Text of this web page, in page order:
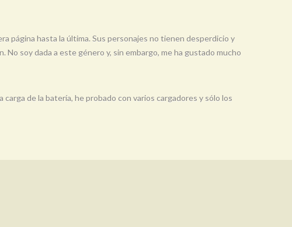
página hasta la última. Sus personajes no tienen desperdicio y
soy dada a este género y, sin embargo, me ha gustado mucho
de la batería, he probado con varios cargadores y sólo los